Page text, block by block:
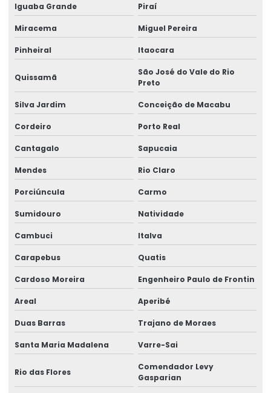
Iguaba Grande Piraí
Miracema Miguel Pereira
Pinheiral Itaocara
Quissamã
São José do Vale do Rio
Preto
Silva Jardim Conceição de Macabu
Cordeiro Porto Real
Cantagalo Sapucaia
Mendes Rio Claro
Porciúncula Carmo
Sumidouro Natividade
Cambuci Italva
Carapebus Quatis
Cardoso Moreira Engenheiro Paulo de Frontin
Areal Aperibé
Duas Barras Trajano de Moraes
Santa Maria Madalena Varre-Sai
Rio das Flores
Comendador Levy
Gasparian